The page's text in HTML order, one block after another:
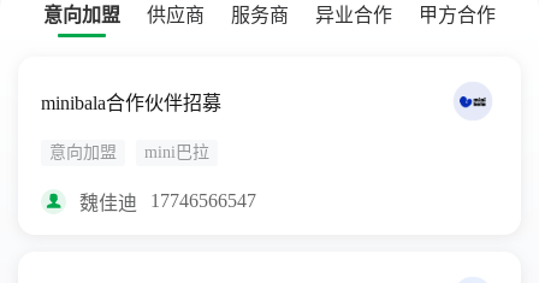
意向加盟 供应商 服务商 异业合作 甲方合作
minibala合作伙伴招募
意向加盟 mini巴拉
魏佳迪 17746566547